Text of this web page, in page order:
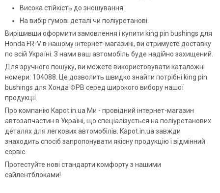
Висока стійкість до зношування.
На вибір гумові деталі чи поліуретанові.
Вирішивши оформити замовлення і купити king pin bushings для
Honda FR-V в нашому інтернет-магазині, ви отримуєте доставку
по всій Україні. З нами ваш автомобіль буде надійно захищений.
Для зручного пошуку, ви можете використовувати каталожні
номери: 104088. Це дозволить швидко знайти потрібні king pin
bushings для Хонда ФРВ серед широкого вибору нашої
продукції.
Про компанію Kapot.in.ua Ми - провідний інтернет-магазин
автозапчастин в Україні, що спеціалізується на поліуретанових
деталях для легкових автомобілів. Kapot.in.ua завжди
знаходить спосіб запропонувати якісну продукцію і відмінний
сервіс.
Протестуйте нові стандарти комфорту з нашими
сайлентблоками!